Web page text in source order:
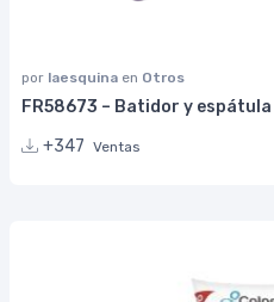
por laesquina en Otros
FR58673 – Batidor y espátula
+347 Ventas